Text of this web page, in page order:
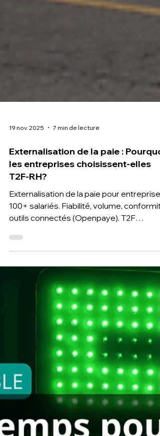
Externalisation de la paie : Pourquoi
les entreprises choisissent-elles
T2F-RH?
Externalisation de la paie pour entreprises
100+ salariés. Fiabilité, volume,
outils connectés (Openpaye). T2F